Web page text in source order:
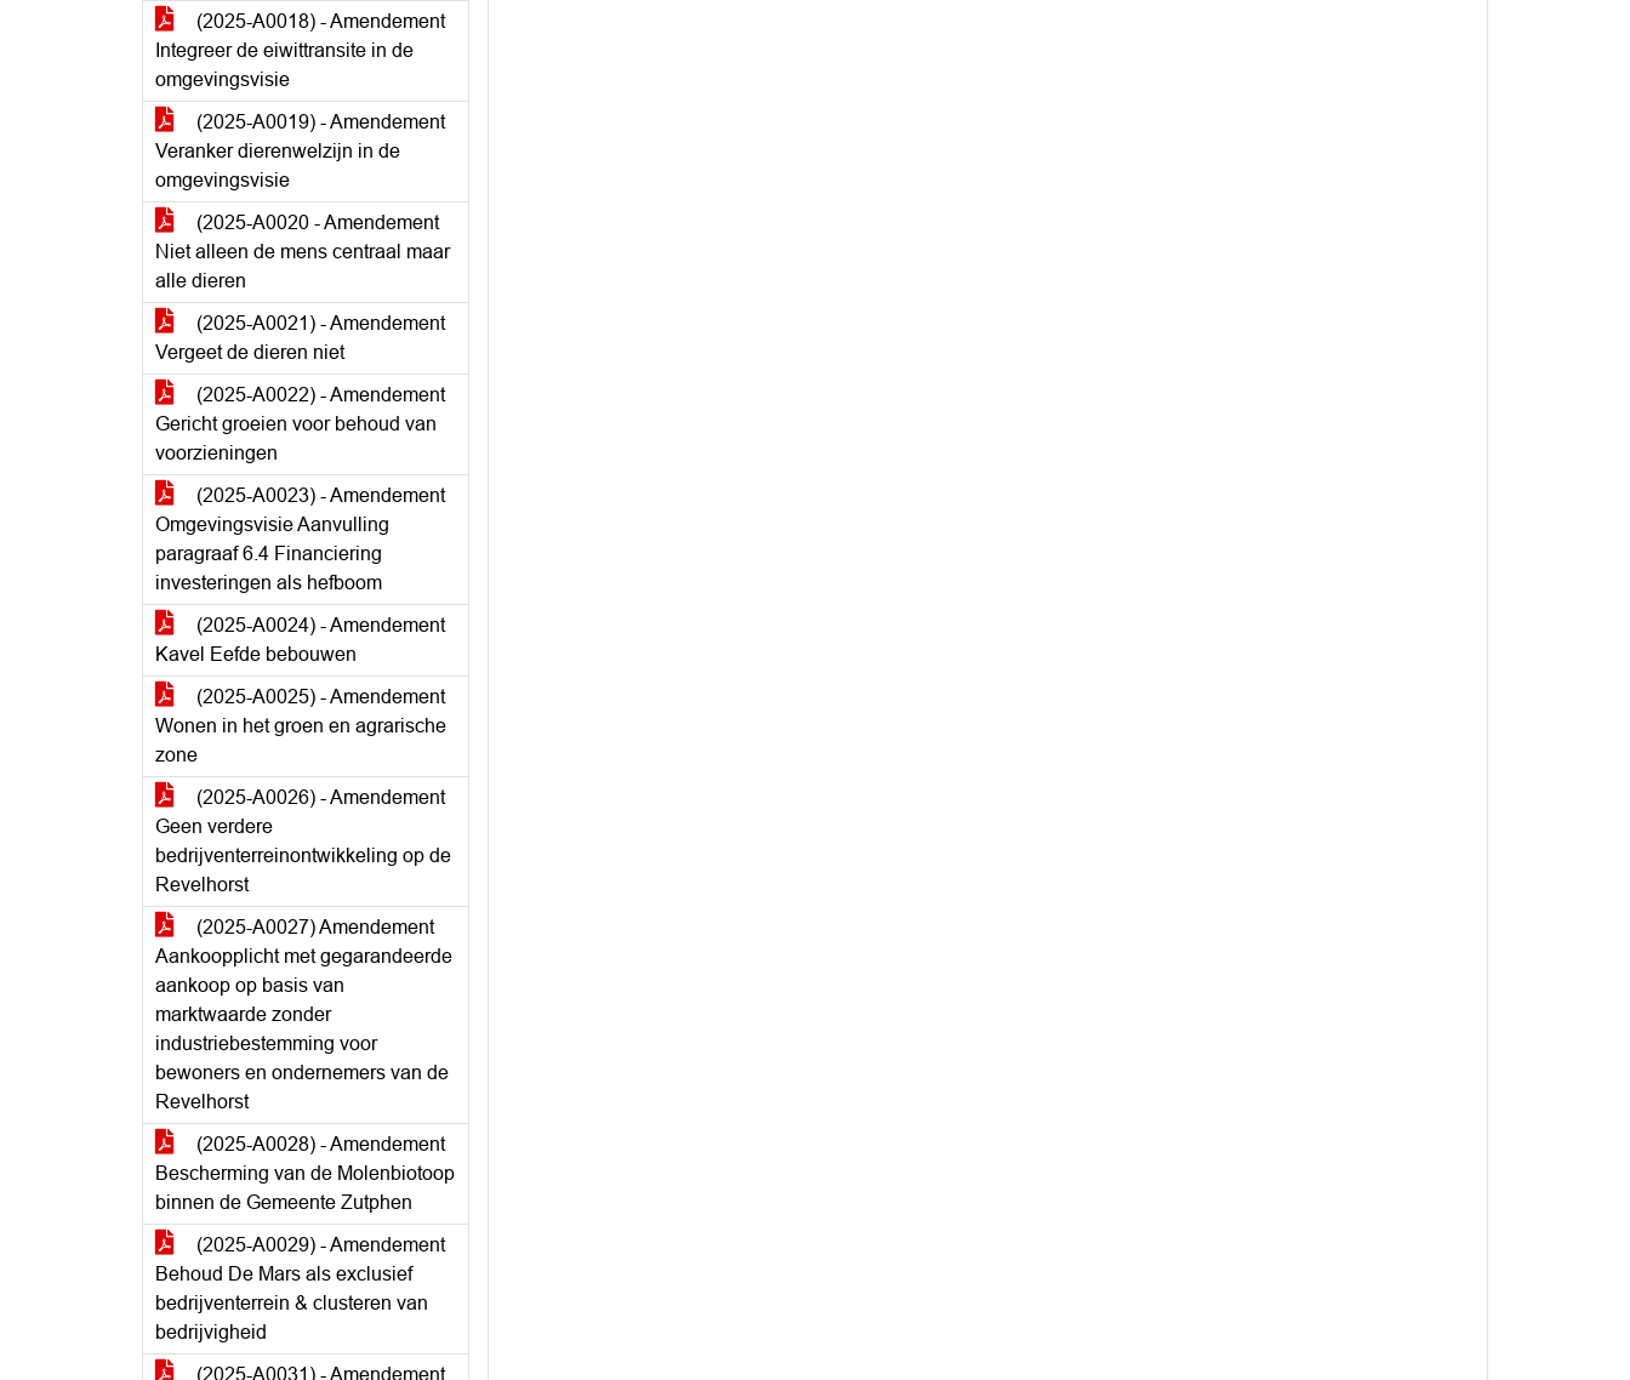
(2025-A0018) - Amendement
Integreer de eiwittransite in de
omgevingsvisie
(2025-A0019) - Amendement
Veranker dierenwelzijn in de
omgevingsvisie
(2025-A0020 - Amendement
Niet alleen de mens centraal maar
alle dieren
(2025-A0021) - Amendement
Vergeet de dieren niet
(2025-A0022) - Amendement
Gericht groeien voor behoud van
voorzieningen
(2025-A0023) - Amendement
Omgevingsvisie Aanvulling
paragraaf 6.4 Financiering
investeringen als hefboom
(2025-A0024) - Amendement
Kavel Eefde bebouwen
(2025-A0025) - Amendement
Wonen in het groen en agrarische
zone
(2025-A0026) - Amendement
Geen verdere
bedrijventerreinontwikkeling op de
Revelhorst
(2025-A0027) Amendement
Aankoopplicht met gegarandeerde
aankoop op basis van
marktwaarde zonder
industriebestemming voor
bewoners en ondernemers van de
Revelhorst
(2025-A0028) - Amendement
Bescherming van de Molenbiotoop
binnen de Gemeente Zutphen
(2025-A0029) - Amendement
Behoud De Mars als exclusief
bedrijventerrein & clusteren van
bedrijvigheid
(2025-A0031) - Amendement